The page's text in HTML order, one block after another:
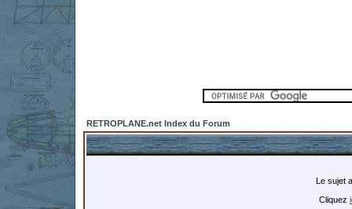
RETROPLANE.net Index du Forum
Le sujet
Cliquez